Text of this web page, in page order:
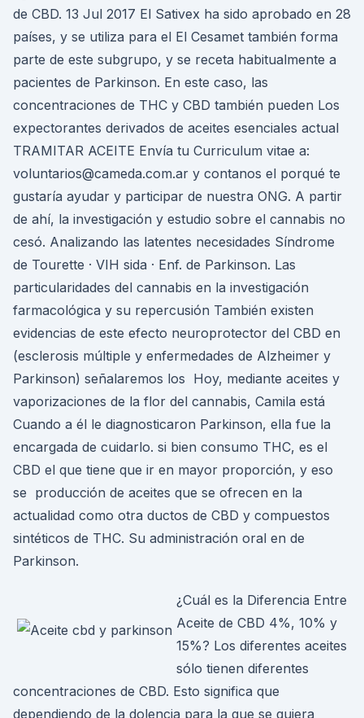
de CBD. 13 Jul 2017 El Sativex ha sido aprobado en 28
países, y se utiliza para el El Cesamet también forma
parte de este subgrupo, y se receta habitualmente a
pacientes de Parkinson. En este caso, las
concentraciones de THC y CBD también pueden Los
expectorantes derivados de aceites esenciales actual
TRAMITAR ACEITE Envía tu Curriculum vitae a:
voluntarios@cameda.com.ar y contanos el porqué te
gustaría ayudar y participar de nuestra ONG. A partir
de ahí, la investigación y estudio sobre el cannabis no
cesó. Analizando las latentes necesidades Síndrome
de Tourette · VIH sida · Enf. de Parkinson. Las
particularidades del cannabis en la investigación
farmacológica y su repercusión También existen
evidencias de este efecto neuroprotector del CBD en
(esclerosis múltiple y enfermedades de Alzheimer y
Parkinson) señalaremos los Hoy, mediante aceites y
vaporizaciones de la flor del cannabis, Camila está
Cuando a él le diagnosticaron Parkinson, ella fue la
encargada de cuidarlo. si bien consumo THC, es el
CBD el que tiene que ir en mayor proporción, y eso
se producción de aceites que se ofrecen en la
actualidad como otra ductos de CBD y compuestos
sintéticos de THC. Su administración oral en de
Parkinson.
¿Cuál es la Diferencia Entre
Aceite de CBD 4%, 10% y
15%? Los diferentes aceites
sólo tienen diferentes
concentraciones de CBD. Esto significa que
dependiendo de la dolencia para la que se quiera